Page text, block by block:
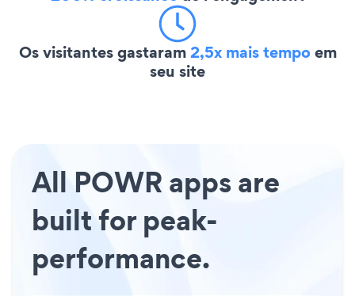
Os visitantes gastaram2,5x mais tempoem
seu site
All POWR apps are
built for peak-
performance.